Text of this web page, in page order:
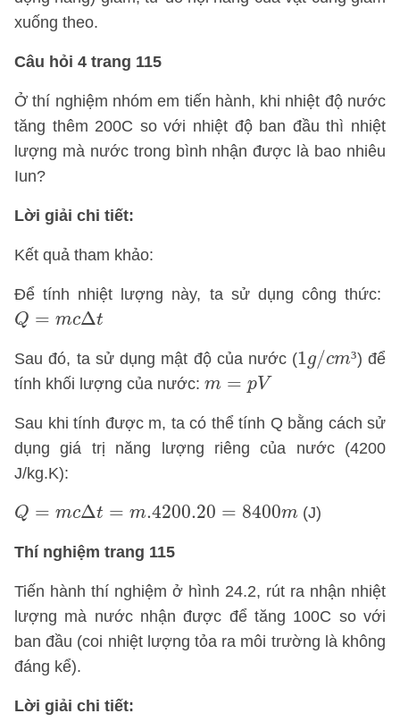
xuống theo.
Câu hỏi 4 trang 115
Ở thí nghiệm nhóm em tiến hành, khi nhiệt độ nước
tăng thêm 200C so với nhiệt độ ban đầu thì nhiệt
lượng mà nước trong bình nhận được là bao nhiêu
Iun?
Lời giải chi tiết:
Kết quả tham khảo:
Để tính nhiệt lượng này, ta sử dụng công thức:
Q = mcΔt
Q cΔt
Sau đó, ta sử dụng mật độ của nước (1g/cm³
1 /c ³
) để
tính khối lượng của nước: m = pV
m V
Sau khi tính được m, ta có thể tính Q bằng cách sử
dụng giá trị năng lượng riêng của nước (4200
J/kg.K):
Q = mcΔt = m.4200.20 = 8400m
Q cΔt = m .4200.20= 8400 m (J)
Thí nghiệm trang 115
Tiến hành thí nghiệm ở hình 24.2, rút ra nhận nhiệt
lượng mà nước nhận được để tăng 100C so với
ban đầu (coi nhiệt lượng tỏa ra môi trường là không
đáng kể).
Lời giải chi tiết: